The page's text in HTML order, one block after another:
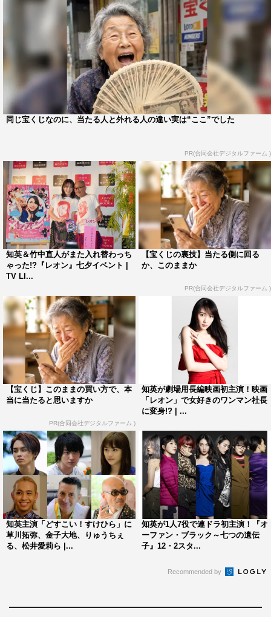
また、竹中と西銘は『仮面ライダーゴースト』で共演し
た間柄。西銘は「役でももちろんお世話になりましたが、
プライベートでも焼き肉に連れてってもらいました。こう
してまたお会いできて本当にうれしいです」と当時を振り
返りながら竹中への感謝の気持ちを明かした。
日本で初めてBBCドラマをオフィシャルリメイクした本
作では、主人公が自分と同じ顔をしている人と出会い、そ
じ顔の人に会ったらどうする？”という質問には、竹中が
「俺が知る限りもう２人いるので困ります（笑）」と答え
て会場を沸かせた。
さらに、大阪でミュージカル公演中の山崎からビデオメ
ッセージ、スタッフからは大きなケーキが送られ、「びっ
くりした…。もったいなくて食べられないです。7等分に
きれいに切りますか？」とケーキに描かれた7人の自分に
感動しきりの知英。改めて本作の見どころを「日本語、英
語、韓国語を話すので、アジアを舞台とした“オーファ
ン・ブラック”を見ていただきたいです。そして私が演じ
る7人の女性の1人ひとりの人生、成長していく姿にも注目
していただければ」とメッセージを送ると、竹中も「本当
にその“1人7役”が早く見たい！ 原作がシーズン5まで続
いているなら、ずっと一緒にできたら最高ですよね」と語
った。
知英 竹中直人 西銘駿
同じ宝くじなのに、当たる人と外れる人の違い実は“ここ”でした
PR(合同会社デジタルファーム )
知英＆竹中直人がまた入れ替わっち
ゃった!?『レオン』七夕イベント |
TV LI...
【宝くじの裏技】当たる側に回る
か、このままか
PR(合同会社デジタルファーム )
【宝くじ】このままの買い方で、本
当に当たると思いますか
PR(合同会社デジタルファーム )
知英が劇場用長編映画初主演！映画
「レオン」で女好きのワンマン社長
に変身!? | ...
知英主演「どすこい！すけひら」に
草川拓弥、金子大地、りゅうちぇ
る、松井愛莉ら |...
知英が1人7役で連ドラ初主演！『オ
ーファン・ブラック～七つの遺伝
子』12・2スタ...
Recommended by